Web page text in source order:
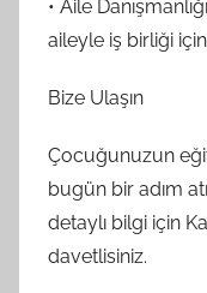
• Aile
aileyle iş birliği
Bize Ulaşın
Çocuğunuzun
bugün bir adım
detaylı bilgi için
davetlisiniz.